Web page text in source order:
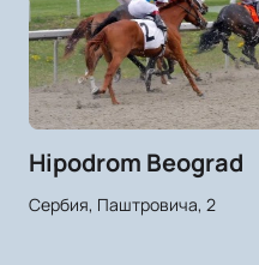
Hipodrom Beograd
Сербия, Паштровича, 2